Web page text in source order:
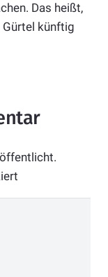
Das heißt,
Gürtel künftig